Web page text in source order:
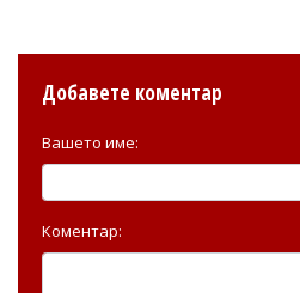
Добавете коментар
Вашето име:
Коментар: